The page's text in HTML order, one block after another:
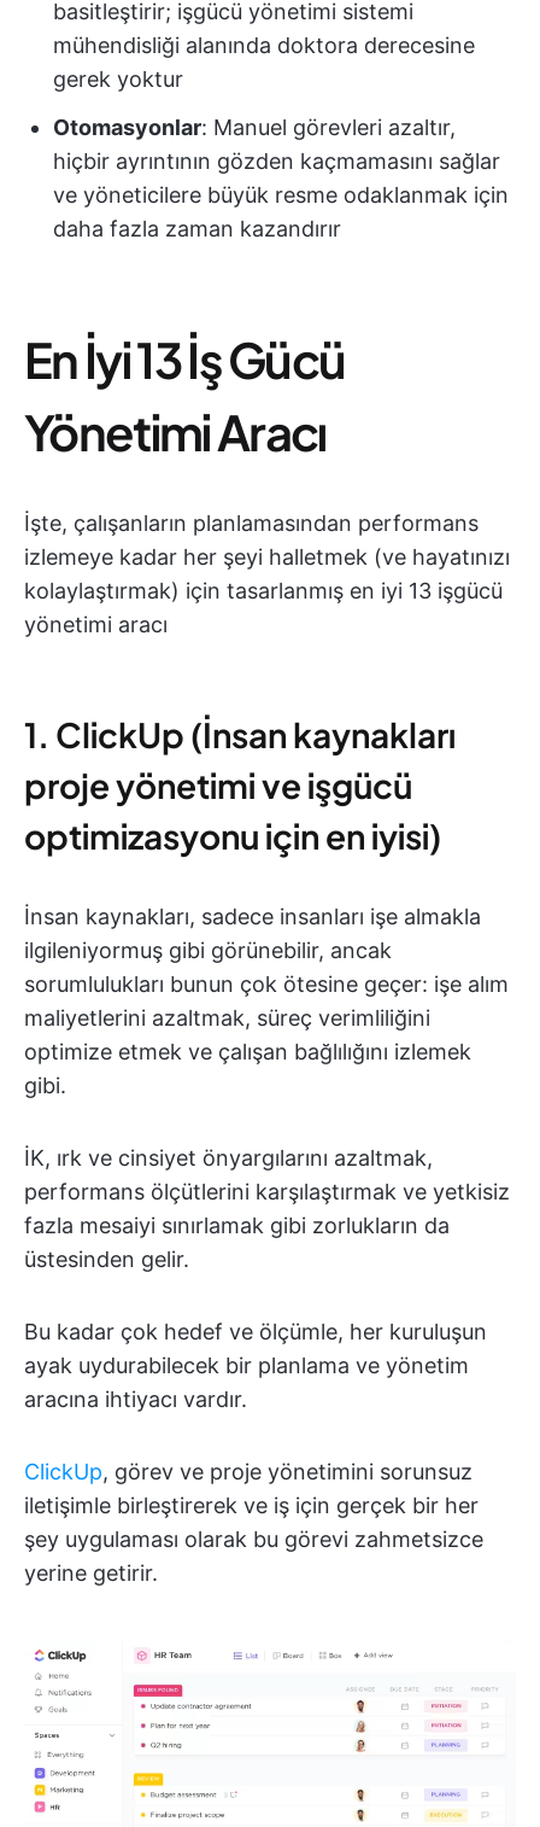
basitleştirir; işgücü yönetimi sistemi
mühendisliği alanında doktora derecesine
gerek yoktur
Otomasyonlar: Manuel görevleri azaltır,
hiçbir ayrıntının gözden kaçmamasını sağlar
ve yöneticilere büyük resme odaklanmak için
daha fazla zaman kazandırır
En İyi 13 İş Gücü
Yönetimi Aracı
İşte, çalışanların planlamasından performans
izlemeye kadar her şeyi halletmek (ve hayatınızı
kolaylaştırmak) için tasarlanmış en iyi 13 işgücü
yönetimi aracı
1. ClickUp (İnsan kaynakları
proje yönetimi ve işgücü
optimizasyonu için en iyisi)
İnsan kaynakları, sadece insanları işe almakla
ilgileniyormuş gibi görünebilir, ancak
sorumlulukları bunun çok ötesine geçer: işe alım
maliyetlerini azaltmak, süreç verimliliğini
optimize etmek ve çalışan bağlılığını izlemek
gibi.
İK, ırk ve cinsiyet önyargılarını azaltmak,
performans ölçütlerini karşılaştırmak ve yetkisiz
fazla mesaiyi sınırlamak gibi zorlukların da
üstesinden gelir.
Bu kadar çok hedef ve ölçümle, her kuruluşun
ayak uydurabilecek bir planlama ve yönetim
aracına ihtiyacı vardır.
ClickUp, görev ve proje yönetimini sorunsuz
iletişimle birleştirerek ve iş için gerçek bir her
şey uygulaması olarak bu görevi zahmetsizce
yerine getirir.